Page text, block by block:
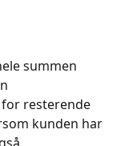
summen
resterende
kunden har